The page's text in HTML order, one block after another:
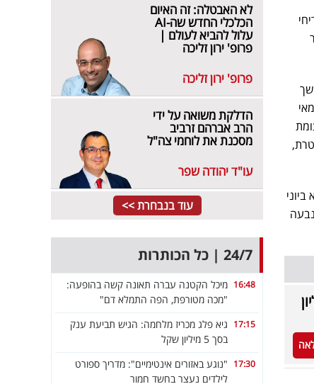
משמעותי של 33.3%, בהמשך
מאי
ב- 1.8% בלבד, בזמן שערך היבוא עלה ב- 18.8% לעומת
לעומת ערך היבוא ביוני
נמוך ביוני 2025 בעקבות המלחמה ויבוא גבוה ביוני 2026 שנבעה
חוב בסך 21 מיליון
לא האבטלה: זה האיום
הכלכלי החדש שה-AI
עלול להביא לעולם |
פרופ' ירון זליכה
פרופ' ירון זליכה
הדלקת משואה על ידי
הרב אברהם זרביב
מסכנת את לוחמי צה"ל
עו"ד יהודה שפר
עוד בנבחרת >>
24/7 | כל הכותרות
16:48 מיכל הקטנה עברה תאונה קשה בהופעה:
"מכה מטורפת, הפה התמלא דם"
17:15 גיא פלג מכריז מלחמה: הגיש תביעת ענק
בסך 5 מיליון שקל
17:30 "נוגע באזורים אינטימיים": מדריך ספורט
לילדים נעצר בחשד חמור